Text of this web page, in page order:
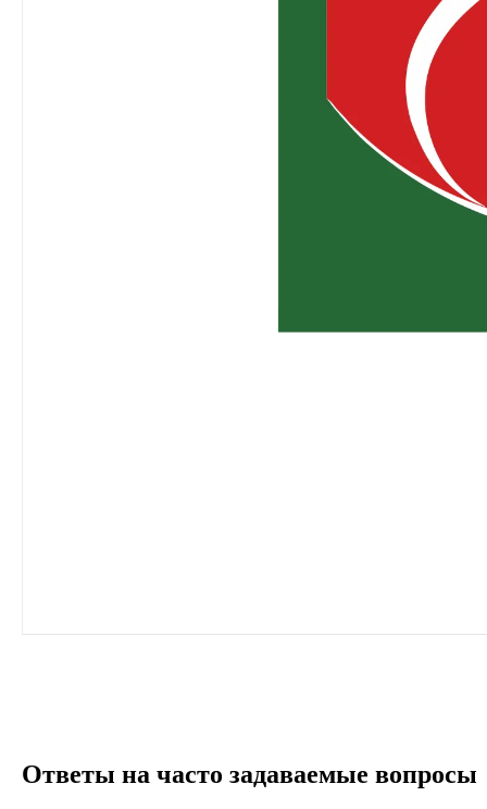
Ответы на часто задаваемые вопросы